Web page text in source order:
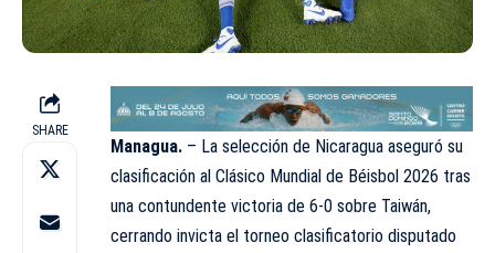
SHARE
Managua. – La selección de Nicaragua aseguró su
clasificación al Clásico Mundial de Béisbol 2026 tras
una contundente victoria de 6-0 sobre Taiwán,
cerrando invicta el torneo clasificatorio disputado